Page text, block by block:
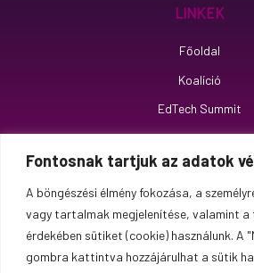
Fontosnak tartjuk az adatok
A böngészési élmény fokozása, a
vagy tartalmak megjelenítése, valamint a
érdekében sütiket (cookie) használunk. A
gombra kattintva hozzájárulhat a sütik
Linkek
Főoldal
Koalíció
EdTech Summit
Impresszum
Adatkezelési
Elérhetőség
koalicio@edtechkoalicio.hu